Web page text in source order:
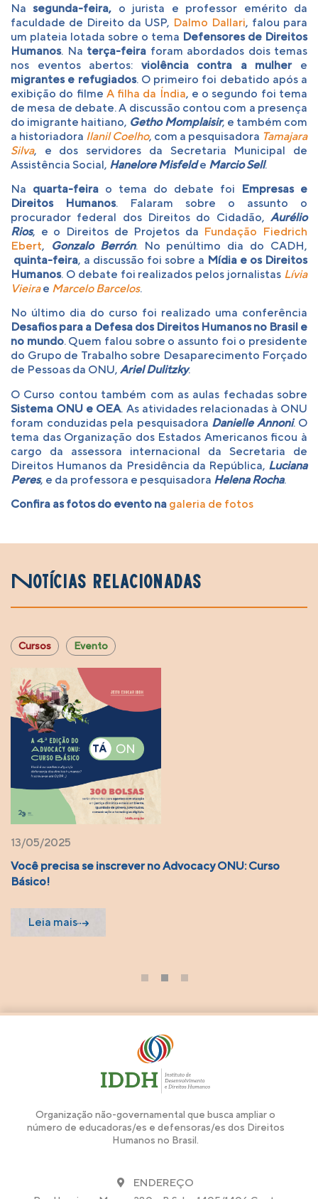
Nasegunda-feira, o jurista e professor emérito da
faculdade de Direito da USP, Dalmo Dallari, falou para
um plateia lotada sobre o tema Defensores de Direitos
Humanos. Na terça-feira foram abordados dois temas
nos eventos abertos: violência contra a mulhere
migrantes e refugiados. O primeiro foi debatido após a
exibição do filme A filha da Índia, e o segundo foi tema
de mesa de debate. A discussão contou com a presença
do imigrante haitiano, Getho Momplaisir, e também com
a historiadora Ilanil Coelho, com a pesquisadora Tamajara
Silva, e dos servidores da Secretaria Municipal de
Assistência Social, Hanelore Misfelde Marcio Sell.
Na quarta-feira o tema do debate foi
Empresas e
Direitos Humanos. Falaram sobre o assunto o
procurador federal dos Direitos do Cidadão, Aurélio
Rios, e o Direitos de Projetos da Fundação Fiedrich
Ebert, Gonzalo Berrón. No penúltimo dia do CADH,
quinta-feira, a discussão foi sobre a Mídia e os Direitos
Humanos. O debate foi realizados pelos jornalistas Lívia
Vieirae Marcelo Barcelos.
No último dia do curso foi realizado uma conferência
Desafios para a Defesa dos Direitos Humanos no Brasil e
no mundo. Quem falou sobre o assunto foi o presidente
do Grupo de Trabalho sobre Desaparecimento Forçado
de Pessoas da ONU, Ariel Dulitzky.
O Curso contou também com as aulas fechadas sobre
Sistema ONU e OEA. As atividades relacionadas à ONU
foram conduzidas pela pesquisadora Danielle Annoni. O
tema das Organização dos Estados Americanos ficou à
cargo da assessora internacional da Secretaria de
Direitos Humanos da Presidência da República, Luciana
Peres, e da professora e pesquisadora Helena Rocha.
Confira as fotos do evento na galeria de fotos
Notícias relacionadas
Cursos Evento
13/05/2025
Você precisa se inscrever no Advocacy ONU: Curso
Básico!
Leia mais
3
Organização não-governamental que busca ampliar o
número de educadoras/es e defensoras/es dos Direitos
Humanos no Brasil.
ENDEREÇO